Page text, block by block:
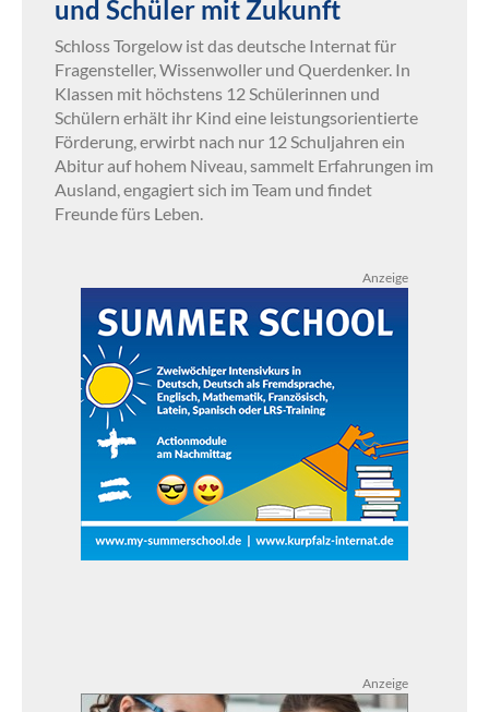
und Schüler mit Zukunft
Schloss Torgelow ist das deutsche Internat für
Fragensteller, Wissenwoller und Querdenker. In
Klassen mit höchstens 12 Schülerinnen und
Schülern erhält ihr Kind eine leistungsorientierte
Förderung, erwirbt nach nur 12 Schuljahren ein
Abitur auf hohem Niveau, sammelt Erfahrungen im
Ausland, engagiert sich im Team und findet
Freunde fürs Leben.
Anzeige
Anzeige